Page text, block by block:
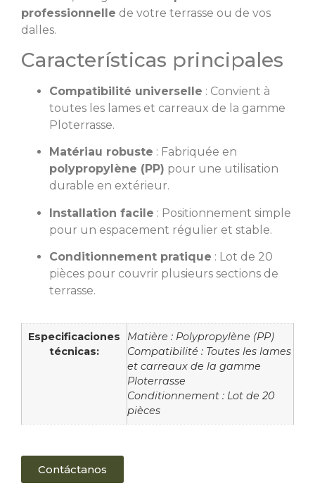
professionnelle de votre terrasse ou de vos
dalles.
Características principales
Compatibilité universelle : Convient à
toutes les lames et carreaux de la gamme
Ploterrasse.
Matériau robuste : Fabriquée en
polypropylène (PP) pour une utilisation
durable en extérieur.
Installation facile : Positionnement simple
pour un espacement régulier et stable.
Conditionnement pratique : Lot de 20
pièces pour couvrir plusieurs sections de
terrasse.
Especificaciones
técnicas:
Matière : Polypropylène (PP)
Compatibilité : Toutes les lames
et carreaux de la gamme
Ploterrasse
Conditionnement : Lot de 20
pièces
Contáctanos